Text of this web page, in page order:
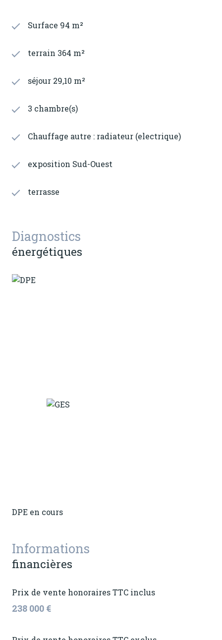
Surface 94 m²
terrain 364 m²
séjour 29,10 m²
3 chambre(s)
Chauffage autre : radiateur (electrique)
exposition Sud-Ouest
terrasse
Diagnostics
énergétiques
DPE en cours
Informations
financières
Prix de vente honoraires TTC inclus
238 000 €